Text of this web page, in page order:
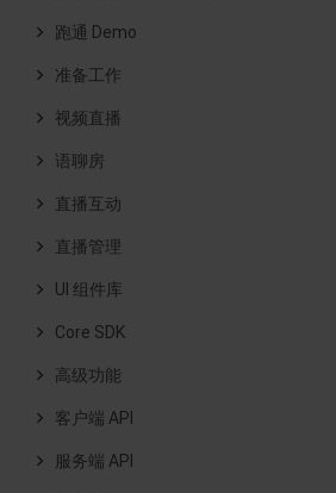
跑通 Demo
准备工作
视频直播
语聊房
直播互动
直播管理
UI 组件库
Core SDK
高级功能
客户端 API
服务端 API